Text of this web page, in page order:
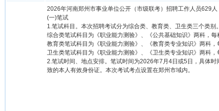
2026年河南郑州市事业单位公开（市级联考）招聘工作人员629人
(一)笔试
1.笔试科目。本次招聘考试分为综合类、教育类、卫生类三个类别
综合类笔试科目为《职业能力测验》、《公共基础知识》两科，
教育类笔试科目为《职业能力测验》、《教育类专业知识》两科
卫生类笔试科目为《职业能力测验》、《卫生类专业知识》两科
2.笔试时间、地点安排。笔试时间为2026年7月4日或5日，具体
致的本人有效身份证。本次考试考点设置在郑州市域内。